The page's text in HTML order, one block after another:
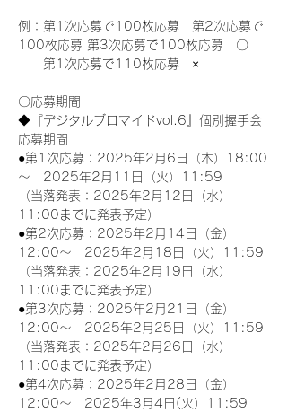
例：第1次応募で100枚応募　第2次応募で
100枚応募 第3次応募で100枚応募　〇
第1次応募で110枚応募　×
〇応募期間
◆『デジタルブロマイドvol.6』個別握手会
応募期間
●第1次応募：2025年2月6日（木）18:00
～　2025年2月11日（火）11:59
（当落発表：2025年2月12日（水）
11:00までに発表予定）
●第2次応募：2025年2月14日（金）
12:00～　2025年2月18日（火）11:59
（当落発表：2025年2月19日（水）
11:00までに発表予定）
●第3次応募：2025年2月21日（金）
12:00～　2025年2月25日（火）11:59
（当落発表：2025年2月26日（水）
11:00までに発表予定）
●第4次応募：2025年2月28日（金）
12:00～　2025年3月4日(火）11:59